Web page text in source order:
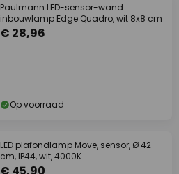
Paulmann LED-sensor-wand
inbouwlamp Edge Quadro, wit 8x8 cm
€ 28,96
Op voorraad
LED plafondlamp Move, sensor, Ø 42
cm, IP44, wit, 4000K